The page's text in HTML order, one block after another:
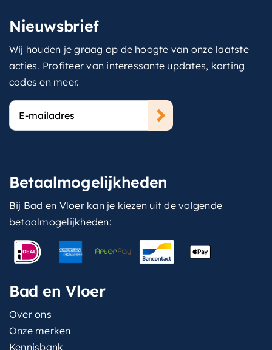
Nieuwsbrief
Wij houden je graag op de hoogte van onze laatste
acties. Profiteer van interessante updates, korting
codes en meer.
E-
mailadres
Betaalmogelijkheden
Bij Bad en Vloer kan je kiezen uit de volgende
betaalmogelijkheden:
Bad en Vloer
Over ons
Onze merken
Kennisbank